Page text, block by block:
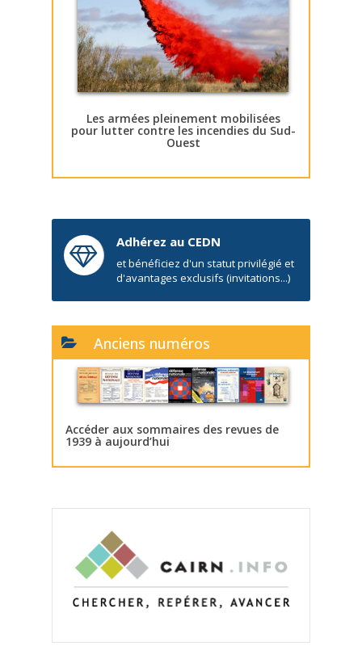
Les armées pleinement mobilisées
pour lutter contre les incendies du Sud-
Ouest
Adhérez au CEDN
et bénéficiez d'un statut privilégié et
d'avantages exclusifs (invitations...)
Anciens numéros
Accéder aux sommaires des revues de
1939 à aujourd’hui